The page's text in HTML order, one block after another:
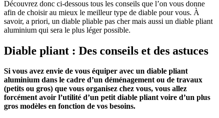
Découvrez donc ci-dessous tous les conseils que l’on vous donne
afin de choisir au mieux le meilleur type de diable pour vous. À
savoir, a priori, un diable pliable pas cher mais aussi un diable pliant
aluminium qui sera le plus léger possible.
Diable pliant : Des conseils et des astuces
Si vous avez envie de vous équiper avec un diable pliant
aluminium dans le cadre d’un déménagement ou de travaux
(petits ou gros) que vous organisez chez vous, vous allez
forcément avoir l’utilité d’un petit diable pliant voire d’un plus
gros modèles en fonction de vos besoins.